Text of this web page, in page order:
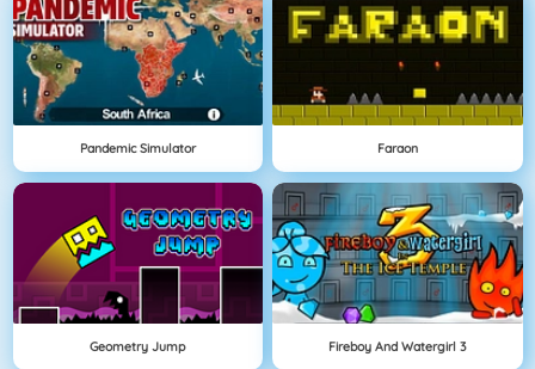
Pandemic Simulator Faraon
Geometry Jump Fireboy And Watergirl 3